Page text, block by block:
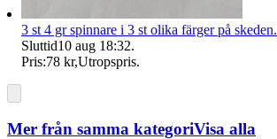
3 st 4 gr spinnare i 3 st olika färger på skeden.
Sluttid10 aug 18:32.
Pris:78 kr,Utropspris.
Mer från samma kategoriVisa alla